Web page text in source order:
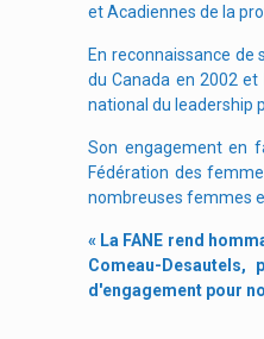
et Acadiennes de la
En reconnaissance
du Canada en 2002 et
national du leadership
Son engagement en
Fédération des
nombreuses femmes
« La FANE rend
Comeau-
d'engagement pour